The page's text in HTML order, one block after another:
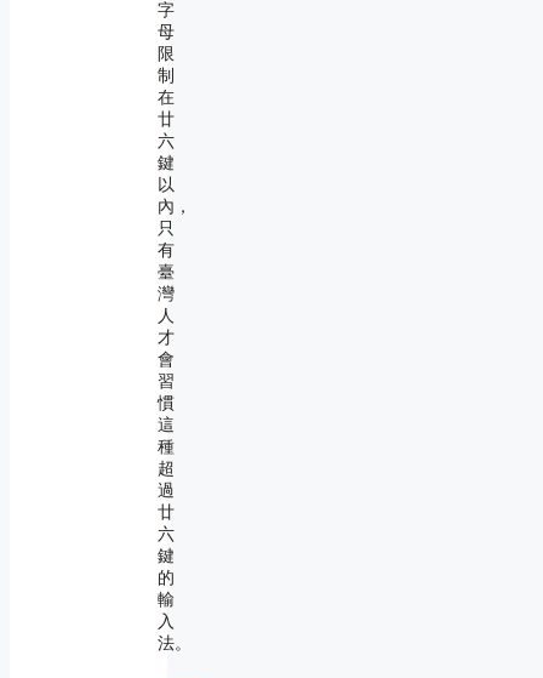
字
母
限
制
在
廿
六
鍵
以
內，
只
有
臺
灣
人
才
會
習
慣
這
種
超
過
廿
六
鍵
的
輸
入
法。